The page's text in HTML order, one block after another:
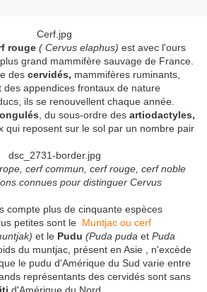
rouge ( Cervus elaphus) est avec l'ours
grand mammifère sauvage de France.
des cervidés, mammifères ruminants,
des appendices frontaux de nature
ils se renouvellent chaque année.
ongulés , du sous-ordre des artiodactyles,
qui reposent sur le sol par un nombre pair
cerf commun, cerf rouge, cerf noble
connues pour distinguer Cervus
compte plus de cinquante espèces
petites sont le Muntjac ou cerf
et le Pudu (Puda puda et Puda
du muntjac, présent en Asie , n'excède
le pudu d'Amérique du Sud varie entre
représentants des cervidés sont sans